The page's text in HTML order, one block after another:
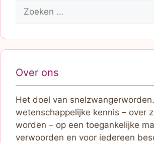
Zoek
Over ons
Het doel van
wetenschappelijke kennis – over
worden – op een toegankelijke
verwoorden en voor iedereen